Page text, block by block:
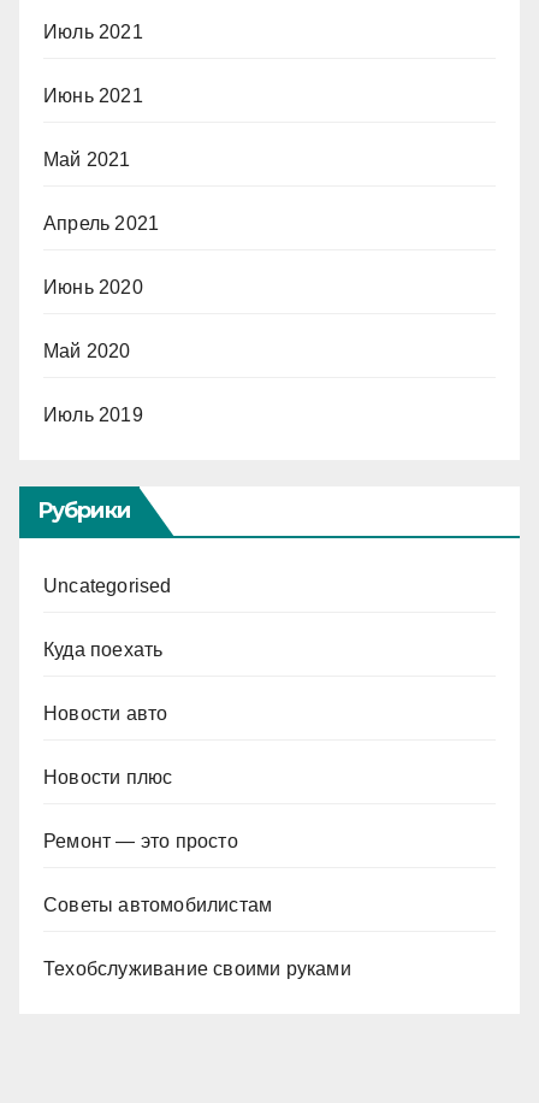
Июль 2021
Июнь 2021
Май 2021
Апрель 2021
Июнь 2020
Май 2020
Июль 2019
Рубрики
Uncategorised
Куда поехать
Новости авто
Новости плюс
Ремонт — это просто
Советы автомобилистам
Техобслуживание своими руками